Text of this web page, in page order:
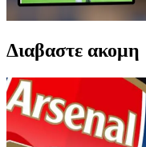
Διαβαστε ακομη